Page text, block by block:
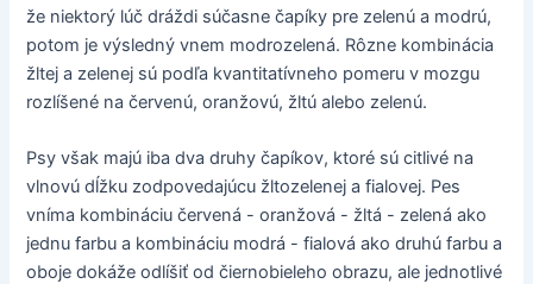
že niektorý lúč dráždi súčasne čapíky pre zelenú a modrú,
potom je výsledný vnem modrozelená. Rôzne kombinácia
žltej a zelenej sú podľa kvantitatívneho pomeru v mozgu
rozlíšené na červenú, oranžovú, žltú alebo zelenú.
Psy však majú iba dva druhy čapíkov, ktoré sú citlivé na
vlnovú dĺžku zodpovedajúcu žltozelenej a fialovej. Pes
vníma kombináciu červená - oranžová - žltá - zelená ako
jednu farbu a kombináciu modrá - fialová ako druhú farbu a
oboje dokáže odlíšiť od čiernobieleho obrazu, ale jednotlivé